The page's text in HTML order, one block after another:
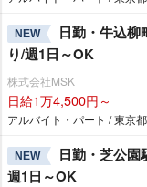
NEW
日勤・牛込
り/週1日～OK
株式会社MSK
日給1万4,500円～
アルバイト・パート / 東京都
NEW
日勤・芝公
週1日～OK